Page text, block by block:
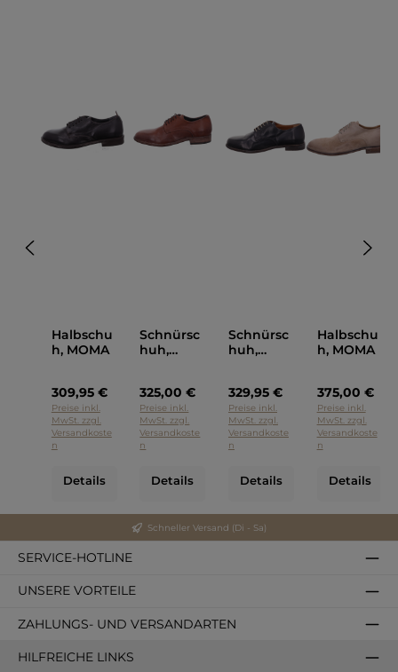
Halbschu
h, MOMA
309,95 €
Preise inkl.
MwSt. zzgl.
Versandkoste
n
Details
Schnürsc
huh,
Cognac
325,00 €
Preise inkl.
MwSt. zzgl.
Versandkoste
n
Details
Schnürsc
huh,
329,95 €
Preise inkl.
MwSt. zzgl.
Versandkoste
n
Details
Halbschu
h, MOMA
375,00 €
Preise inkl.
MwSt. zzgl.
Versandkoste
n
Details
Schneller Versand (Di - Sa)
SERVICE-HOTLINE
UNSERE VORTEILE
ZAHLUNGS- UND VERSANDARTEN
HILFREICHE LINKS